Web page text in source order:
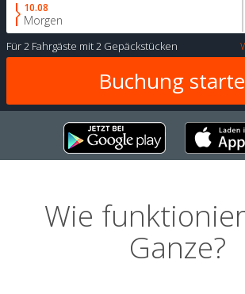
10.08
Morgen
Für2 Fahrgäste mit2 Gepäckstücken
Wie
Ganze?